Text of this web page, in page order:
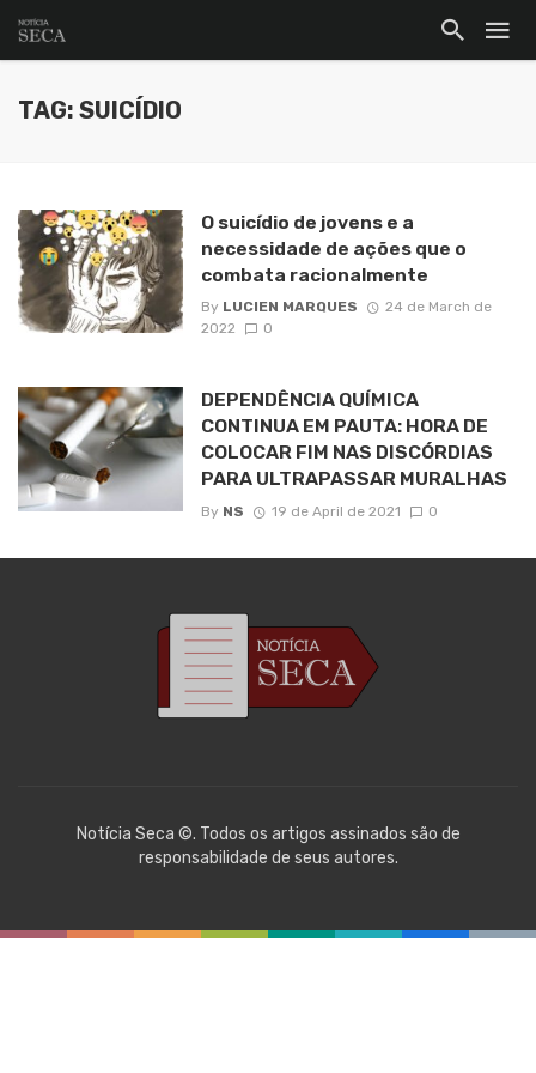
TAG: SUICÍDIO
O suicídio de jovens e a
necessidade de ações que o
combata racionalmente
By LUCIEN MARQUES
24 de March de
2022
0
DEPENDÊNCIA QUÍMICA
CONTINUA EM PAUTA: HORA DE
COLOCAR FIM NAS DISCÓRDIAS
PARA ULTRAPASSAR MURALHAS
By NS 19 de April de 2021 0
Notícia Seca ©. Todos os artigos assinados são de
responsabilidade de seus autores.